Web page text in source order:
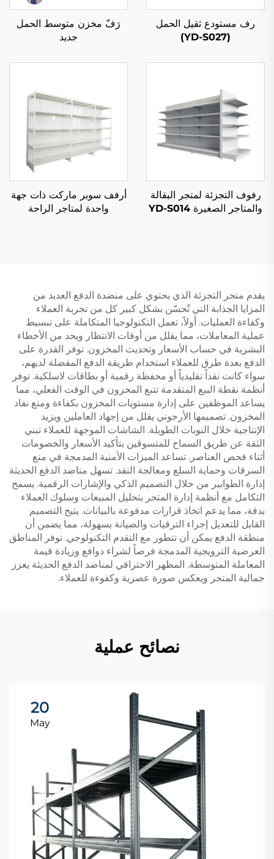
رف مستودع ثقيل الحمل
(YD-S027)
رَفّ مخزن متوسط الحمل
جديد
رفوف التجزئة لمتجر البقالة
والمتاجر الصغيرة YD-S014
أرفف سوبر ماركت ذات جهة
واحدة لمتاجر الراحة
يقدم متجر التجزئة الذي يحتوي على منضدة الدفع العديد من
المزايا الجذابة التي تُحسّن بشكل كبير كل من تجربة العملاء
وكفاءة العمليات. أولاً، تعمل التكنولوجيا المتكاملة على تبسيط
عملية المعاملات، مما يقلل من أوقات الانتظار ويحد من الأخطاء
البشرية في حساب الأسعار وتحديث المخزون. توفر القدرة على
الدفع بعدة طرق للعملاء استخدام طريقة الدفع المفضلة لديهم،
سواء كانت نقداً تقليدياً أو محفظة رقمية أو بطاقات لاسلكية. توفر
أنظمة نقطة البيع المتقدمة تتبع المخزون في الوقت الفعلي، مما
يساعد الموظفين على إدارة مستويات المخزون بكفاءة ومنع نفاد
المخزون. تصميمها الأرجوني يقلل من إجهاد العاملين ويزيد
الإنتاجية خلال النوبات الطويلة. الشاشات الموجهة للعملاء تبني
الثقة عن طريق السماح للمتسوقين بتأكيد الأسعار والخصومات
أثناء فحص العناصر. تساعد الميزات الأمنية المدمجة في منع
السرقات وحماية السلع ومعالجة النقد. تسهل مناضد الدفع الحديثة
إدارة الطوابير من خلال التصميم الذكي والإشارات الرقمية. يسمح
التكامل مع أنظمة إدارة المتجر بتحليل المبيعات وسلوك العملاء
بدقة، مما يدعم اتخاذ قرارات مدفوعة بالبيانات. يتيح التصميم
القابل للتعديل إجراء الترقيات والصيانة بسهولة، مما يضمن أن
منطقة الدفع يمكن أن تتطور مع التقدم التكنولوجي. توفر المناطق
العرضية الترويجية المدمجة فرصاً لشراء دوافع وزيادة قيمة
المعاملة المتوسطة. المظهر الاحترافي لمناضد الدفع الحديثة يعزز
جمالية المتجر ويعكس صورة عصرية وكفوءة للعملاء.
نصائح عملية
20
May